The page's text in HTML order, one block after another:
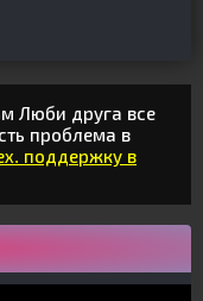
Люби друга все
проблема в
поддержку в